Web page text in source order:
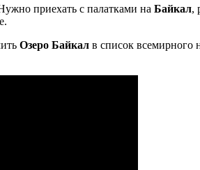
приехать с палатками на Байкал,
Озеро Байкал в список всемирного